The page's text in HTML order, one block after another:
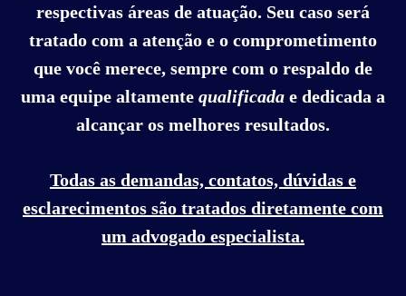
respectivas áreas de atuação. Seu caso será
tratado com a atenção e o comprometimento
que você merece, sempre com o respaldo de
uma equipe altamente qualificada e dedicada a
alcançar os melhores resultados.
Todas as demandas, contatos, dúvidas e
esclarecimentos são tratados diretamente com
um advogado especialista.